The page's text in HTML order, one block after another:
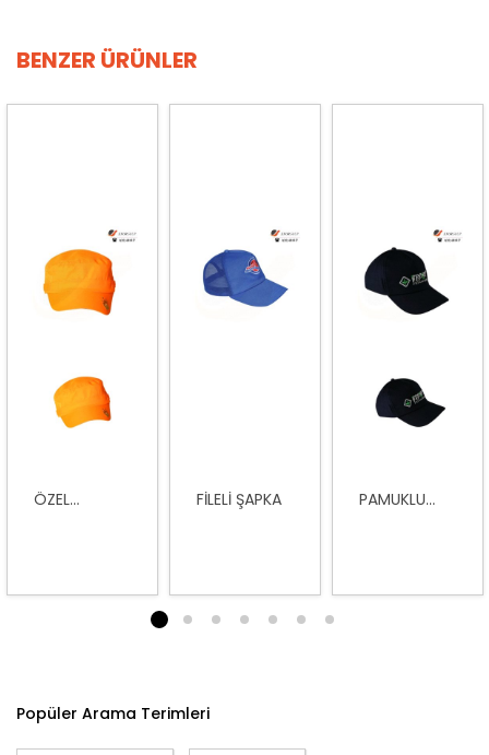
BENZER ÜRÜNLER
ÖZEL... FILELI ŞAPKA PAMUKLU...
2 3 4 5 6 7
Popüler Arama Terimleri